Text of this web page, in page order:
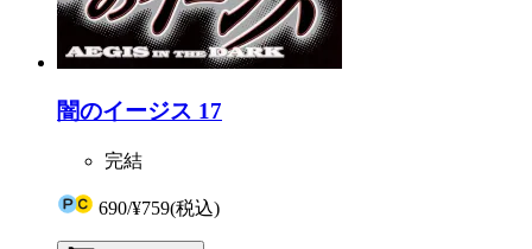
闇のイージス 17
完結
690/¥759(税込)